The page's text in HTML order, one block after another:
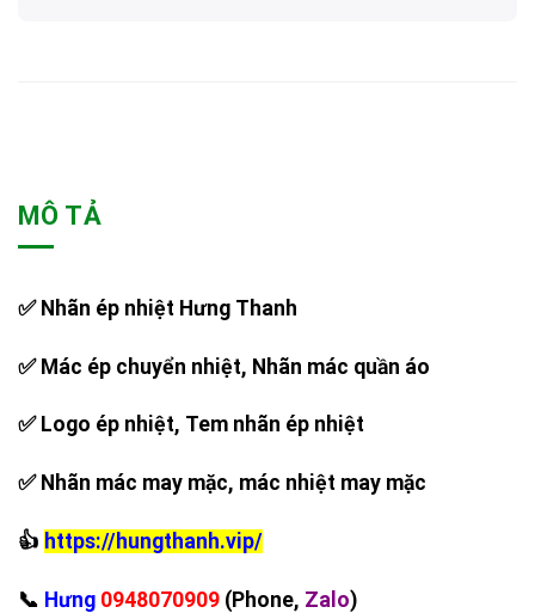
MÔ TẢ
✅ Nhãn ép nhiệt Hưng Thanh
✅ Mác ép chuyển nhiệt, Nhãn mác quần áo
✅ Logo ép nhiệt, Tem nhãn ép nhiệt
✅ Nhãn mác may mặc, mác nhiệt may mặc
👍 https://hungthanh.vip/
‪📞 Hưng 0948070909 (Phone, Zalo)